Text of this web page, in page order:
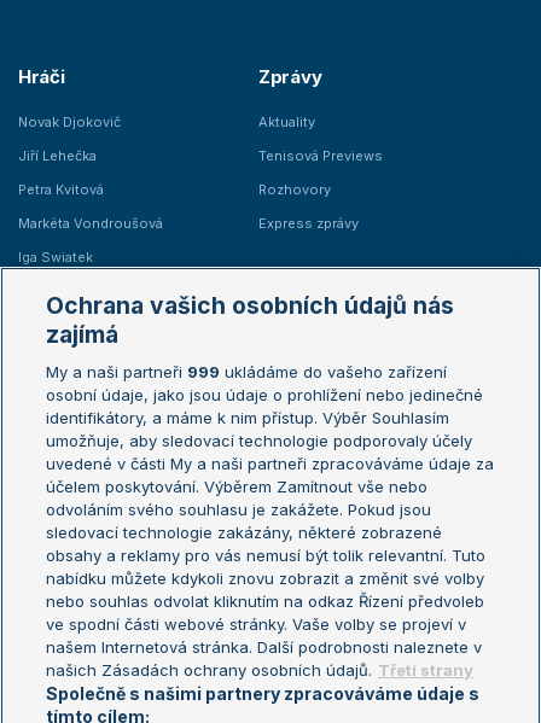
Hráči
Novak Djokovič
Jiří Lehečka
Petra Kvitová
Markéta Vondroušová
Iga Swiatek
Zprávy
Aktuality
Tenisová Previews
Rozhovory
Express zprávy
Žebříčky
Žebříček ATP (muži)
Žebříček WTA (ženy)
Sázkařský žebříček
Australian Open
French Open
Wimbledon
US Open
Turnaj mistrů
Turnaj mistryň
Aktualní trendy
Fotbalové přestupy
Livesport Daily
LS Prague Open
Ochrana vašich osobních údajů nás
zajímá
My a naši partneři 999 ukládáme do vašeho zařízení
osobní údaje, jako jsou údaje o prohlížení nebo jedinečné
identifikátory, a máme k nim přístup. Výběr Souhlasím
umožňuje, aby sledovací technologie podporovaly účely
uvedené v části My a naši partneři zpracováváme údaje za
účelem poskytování. Výběrem Zamítnout vše nebo
odvoláním svého souhlasu je zakážete. Pokud jsou
sledovací technologie zakázány, některé zobrazené
obsahy a reklamy pro vás nemusí být tolik relevantní. Tuto
nabídku můžete kdykoli znovu zobrazit a změnit své volby
nebo souhlas odvolat kliknutím na odkaz Řízení předvoleb
ve spodní části webové stránky. Vaše volby se projeví v
našem Internetová stránka. Další podrobnosti naleznete v
našich Zásadách ochrany osobních údajů. Třetí strany
Společně s našimi partnery zpracováváme údaje s
tímto cílem: